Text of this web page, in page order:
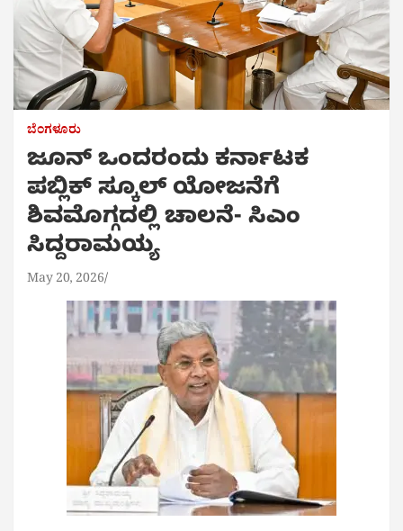
ಬೆಂಗಳೂರು
ಜೂನ್ ಒಂದರಂದು ಕರ್ನಾಟಕ
ಪಬ್ಲಿಕ್ ಸ್ಕೂಲ್ ಯೋಜನೆಗೆ
ಶಿವಮೊಗ್ಗದಲ್ಲಿ ಚಾಲನೆ- ಸಿಎಂ
ಸಿದ್ದರಾಮಯ್ಯ
May 20, 2026